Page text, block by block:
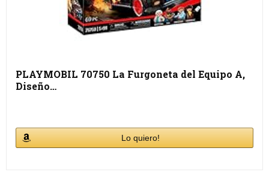
PLAYMOBIL 70750 La Furgoneta del Equipo A,
Diseño…
Lo quiero!